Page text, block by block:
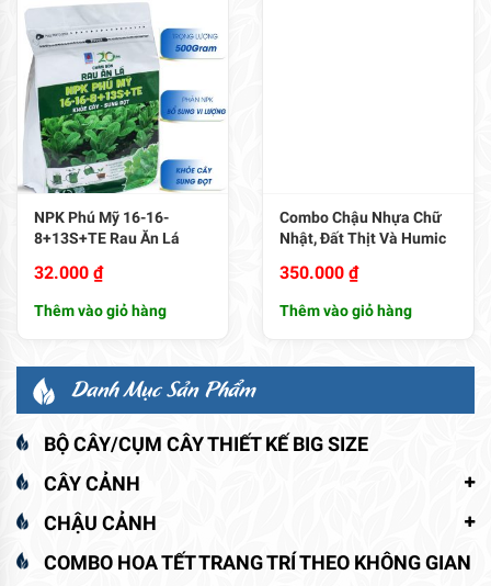
NPK Phú Mỹ 16-16-
8+13S+TE Rau Ăn Lá
32.000 ₫
Thêm vào giỏ hàng
Combo Chậu Nhựa Chữ
Nhật, Đất Thịt Và Humic
350.000 ₫
Thêm vào giỏ hàng
Danh Mục Sản Phẩm
BỘ CÂY/CỤM CÂY THIẾT KẾ BIG SIZE
CÂY CẢNH
CHẬU CẢNH
COMBO HOA TẾT TRANG TRÍ THEO KHÔNG GIAN